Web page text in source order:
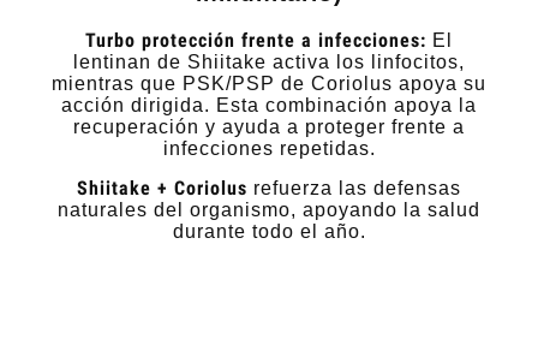
Turbo protección frente a infecciones: El
lentinan de Shiitake activa los linfocitos,
mientras que PSK/PSP de Coriolus apoya su
acción dirigida. Esta combinación apoya la
recuperación y ayuda a proteger frente a
infecciones repetidas.
Shiitake + Coriolus refuerza las defensas
naturales del organismo, apoyando la salud
durante todo el año.